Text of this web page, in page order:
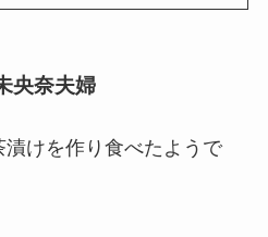
央奈夫婦
けを作り食べたようで